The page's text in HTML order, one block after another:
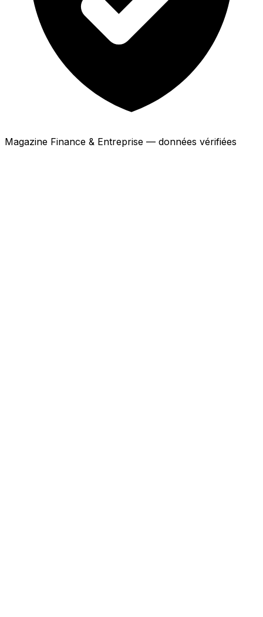
Magazine Finance & Entreprise — données vérifiées